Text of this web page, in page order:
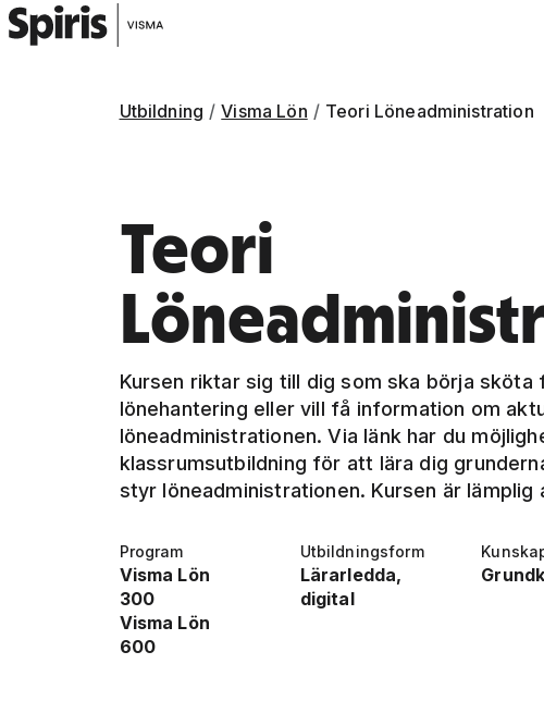
Utbildning Visma Lön Teori Löneadministration
Teori
Kursen riktar sig till dig som ska börja
lönehantering eller vill få information om
löneadministrationen. Via länk har du
klassrumsutbildning för att lära dig
styr löneadministrationen. Kursen är
Program
Visma Lön
300
Visma Lön
600
Utbildningsform
Lärarledda,
digital